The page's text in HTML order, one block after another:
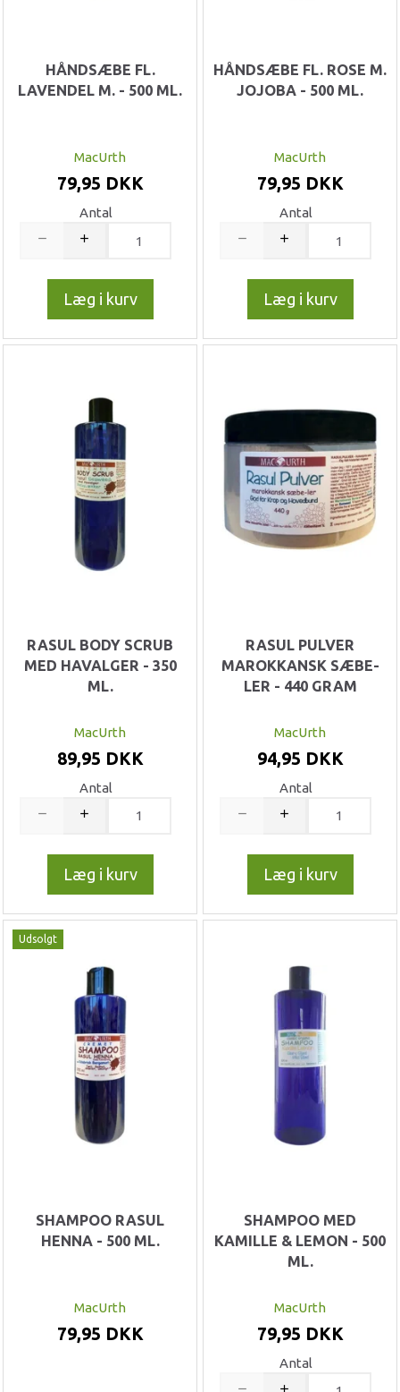
HÅNDSÆBE FL.
LAVENDEL M. - 500 ML.
MacUrth
79,95 DKK
Antal
Læg i kurv
HÅNDSÆBE FL. ROSE M.
JOJOBA - 500 ML.
MacUrth
79,95 DKK
Antal
Læg i kurv
RASUL BODY SCRUB
MED HAVALGER - 350
ML.
MacUrth
89,95 DKK
Antal
Læg i kurv
RASUL PULVER
MAROKKANSK SÆBE-
LER - 440 GRAM
MacUrth
94,95 DKK
Antal
Læg i kurv
Udsolgt
SHAMPOO RASUL
HENNA - 500 ML.
MacUrth
79,95 DKK
SHAMPOO MED
KAMILLE & LEMON - 500
ML.
MacUrth
79,95 DKK
Antal